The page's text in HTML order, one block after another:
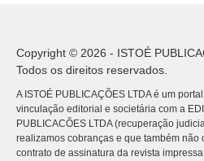
Copyright © 2026 - ISTOÉ
Todos os direitos reservados.
A ISTOÉ PUBLICAÇÕES LTDA é um
vinculação editorial e societária com a
PUBLICACÕES LTDA (recuperação
realizamos cobranças e que também não
contrato de assinatura da revista